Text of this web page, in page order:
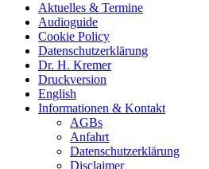
Aktuelles & Termine
Audioguide
Cookie Policy
Datenschutzerklärung
Dr. H. Kremer
Druckversion
English
Informationen & Kontakt
AGBs
Anfahrt
Datenschutzerklärung
Disclaimer